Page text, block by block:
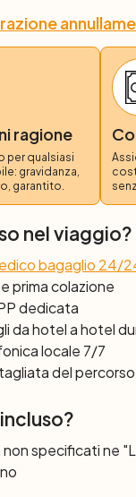
di transfer al
ragione
per qualsiasi
gravidanza,
garantito.
nel viaggio?
bagaglio 24/
prima colazione
dedicata
da hotel a hotel
locale 7/7
del
non specificati ne